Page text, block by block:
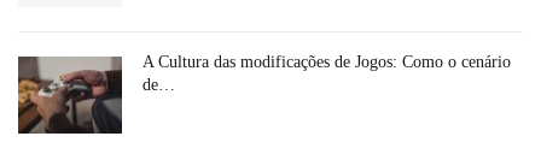
A Cultura das modificações de Jogos: Como o cenário
de…